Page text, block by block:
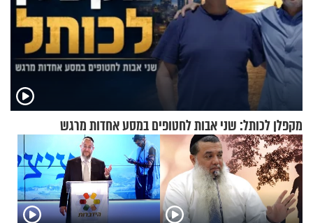
מקפלן לכותל: שני אבות לחטופים במסע אחדות מרגש